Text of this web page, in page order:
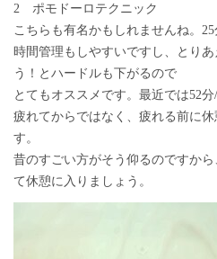
2 ポモドーロテクニック
こちらも有名かもしれませんね。25
時間管理もしやすいですし、とり
う！とハードルも下がるので
とてもオススメです。最近では52
疲れてからではなく、疲れる前に
す。
昔のすごい方がそう仰るのですか
て休憩に入りましょう。